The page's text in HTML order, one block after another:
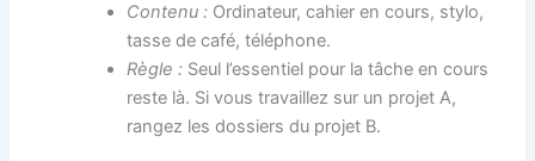
Contenu : Ordinateur, cahier en cours, stylo,
tasse de café, téléphone.
Règle : Seul l’essentiel pour la tâche en cours
reste là. Si vous travaillez sur un projet A,
rangez les dossiers du projet B.